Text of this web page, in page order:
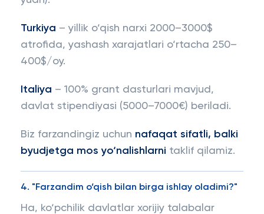
Turkiya – yillik o‘qish narxi 2000–3000$
atrofida, yashash xarajatlari o‘rtacha 250–
400$/oy.
Italiya – 100% grant dasturlari mavjud,
davlat stipendiyasi (5000–7000€) beriladi.
Biz farzandingiz uchun nafaqat sifatli, balki
byudjetga mos yo‘nalishlarni taklif qilamiz.
4. "Farzandim o‘qish bilan birga ishlay oladimi?"
Ha, ko‘pchilik davlatlar xorijiy talabalar